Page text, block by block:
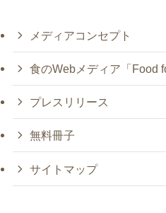
メディアコンセプト
食のWebメディア「Food
プレスリリース
無料冊子
サイトマップ